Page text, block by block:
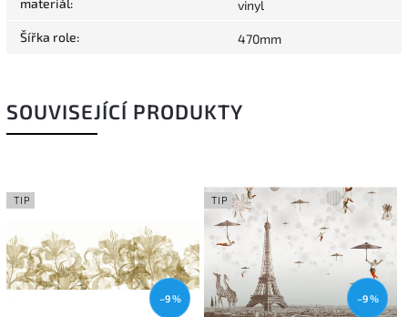
vinyl
Šířka role: 470mm
SOUVISEJÍCÍ PRODUKTY
TIP
–9 %
TIP
–9 %